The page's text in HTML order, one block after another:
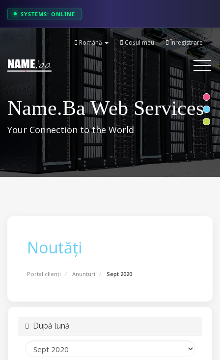
SYSTEMS: ONLINE
Română Coșul meu Înregistrare
Toggle
Name.ba Web Services
Your Connection to the World
Noutăți
Portal clienți Anunțuri Sept 2020
După lună